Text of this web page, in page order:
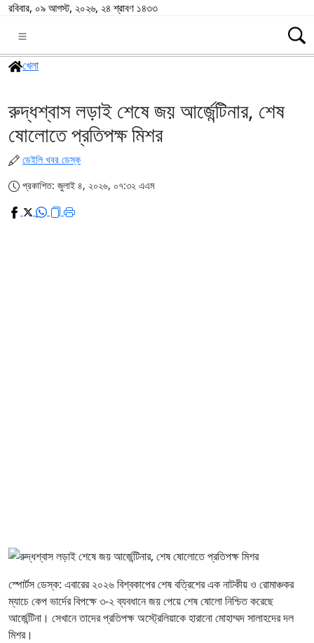
রবিবার, ০৯ আগস্ট, ২০২৬, ২৪ শ্রাবণ ১৪৩৩
খেলা
রুদ্ধশ্বাস লড়াই শেষে জয় আর্জেন্টিনার, শেষ
ষোলোতে প্রতিপক্ষ মিশর
ডেইলি খবর ডেস্ক
প্রকাশিত: জুলাই ৪, ২০২৬, ০৭:৩২ এএম
স্পোর্টস ডেস্ক: এবারের ২০২৬ বিশ্বকাপের শেষ বত্রিশের এক নাটকীয় ও রোমাঞ্চকর
ম্যাচে কেপ ভার্দের বিপক্ষে ৩-২ ব্যবধানে জয় পেয়ে শেষ ষোলো নিশ্চিত করেছে
আর্জেন্টিনা। সেখানে তাদের প্রতিপক্ষ অস্ট্রেলিয়াকে হারানো মোহাম্মদ সালাহদের দল
মিশর।